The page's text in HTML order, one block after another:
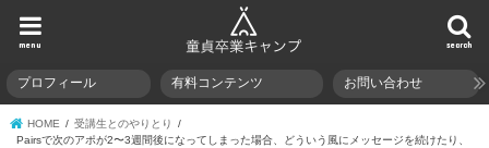
search
menu
プロフィール 有料コンテンツ お問い合わせ
HOME
受講生とのやりとり
Pairsで次のアポが2〜3週間後になってしまった場合、どういう風にメッセージを続けたり、